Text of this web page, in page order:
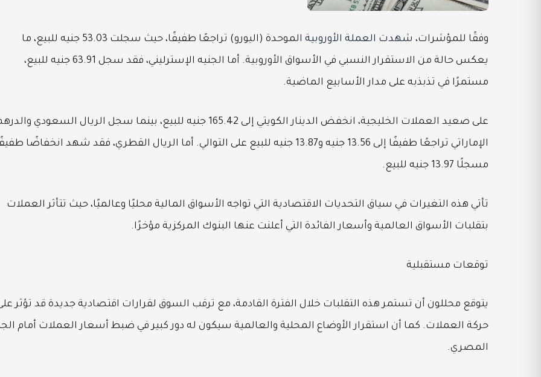
وفقًا للمؤشرات، شهدت العملة الأوروبية
الموحدة (اليورو) تراجعًا طفيفًا، حيث سجلت 53.03 جنيه للبيع، ما
يعكس حالة من الاستقرار النسبي في الأسواق الأوروبية. أما الجنيه الإسترليني، فقد سجل 63.91 جنيه للبيع،
مستمرًا في تذبذبه على مدار الأسابيع الماضية.
على صعيد العملات الخليجية، انخفض الدينار الكويتي إلى 165.42 جنيه للبيع، بينما سجل الريال السعودي
الإماراتي تراجعًا طفيفًا إلى 13.56 جنيه و13.87 جنيه للبيع على التوالي. أما الريال القطري، فقد شهد انخفاضًا
مسجلًا 13.97 جنيه للبيع.
تأتي هذه التغيرات في سياق التحديات الاقتصادية التي تواجه الأسواق المالية محليًا وعالميًا، حيث تتأثر العملات
بتقلبات الأسواق العالمية وأسعار الفائدة التي أعلنت عنها البنوك المركزية مؤخرًا.
توقعات مستقبلية
يتوقع محللون أن تستمر هذه التقلبات خلال الفترة القادمة، مع ترقب السوق لقرارات اقتصادية جديدة قد تؤثر
حركة العملات. كما أن استقرار الأوضاع المحلية والعالمية سيكون له دور كبير في ضبط أسعار العملات أمام
المصري.